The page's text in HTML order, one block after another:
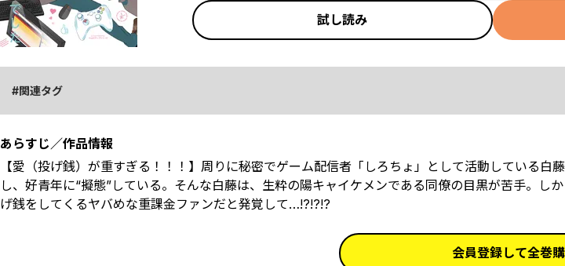
試し読み
関連タグ
あらすじ／作品情報
【愛（投げ銭）が重すぎる！！！】周りに秘密でゲーム配信者「しろちょ」として活動している白
し、好青年に“擬態”している。そんな白藤は、生粋の陽キャイケメンである同僚の目黒が苦手。し
げ銭をしてくるヤバめな重課金ファンだと発覚して…!?!?!?
会員登録して全巻